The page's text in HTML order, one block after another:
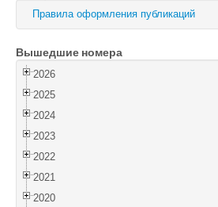
Поиск
Правила оформления публикаций
Вышедшие номера
2026
2025
2024
2023
2022
2021
2020